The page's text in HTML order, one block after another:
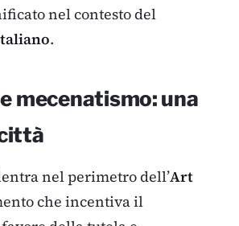
nel contesto del
.
mecenatismo: una
nel perimetro dell’Art
che incentiva il